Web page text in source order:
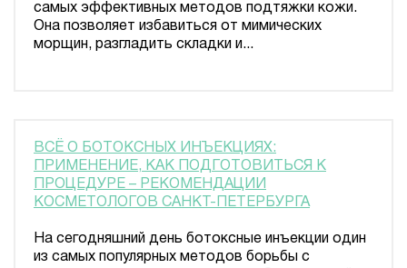
самых эффективных методов подтяжки кожи.
Она позволяет избавиться от мимических
морщин, разгладить складки и...
ВСЁ О БОТОКСНЫХ ИНЪЕКЦИЯХ:
ПРИМЕНЕНИЕ, КАК ПОДГОТОВИТЬСЯ К
ПРОЦЕДУРЕ – РЕКОМЕНДАЦИИ
КОСМЕТОЛОГОВ САНКТ-ПЕТЕРБУРГА
На сегодняшний день ботоксные инъекции один
из самых популярных методов борьбы с